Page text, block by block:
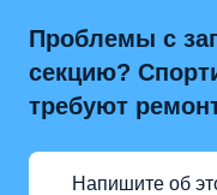
Проблемы с
секцию?
требуют
Напишите об